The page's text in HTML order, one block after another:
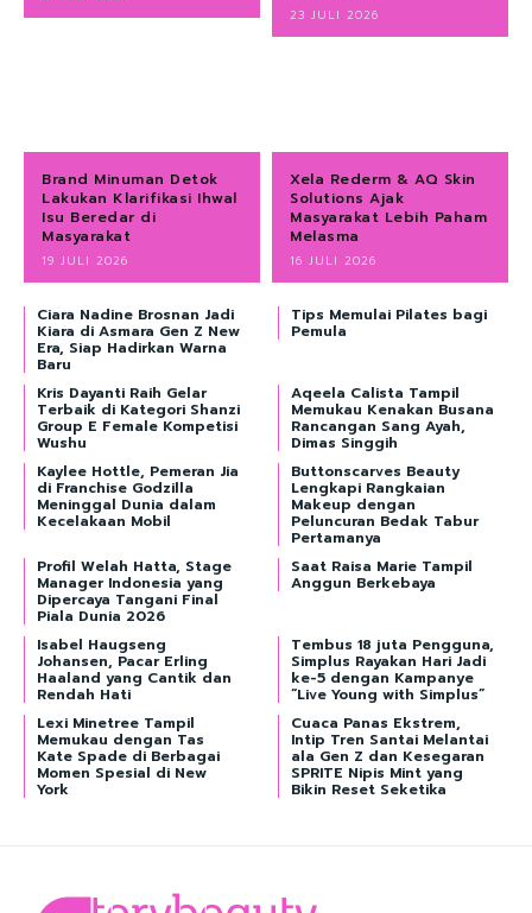
23 JULI 2026
Brand Minuman Detok
Lakukan Klarifikasi Ihwal
Isu Beredar di
Masyarakat
19 JULI 2026
Xela Rederm & AQ Skin
Solutions Ajak
Masyarakat Lebih Paham
Melasma
16 JULI 2026
Ciara Nadine Brosnan Jadi
Kiara di Asmara Gen Z New
Era, Siap Hadirkan Warna
Baru
Tips Memulai Pilates bagi
Pemula
Kris Dayanti Raih Gelar
Terbaik di Kategori Shanzi
Group E Female Kompetisi
Wushu
Aqeela Calista Tampil
Memukau Kenakan Busana
Rancangan Sang Ayah,
Dimas Singgih
Kaylee Hottle, Pemeran Jia
di Franchise Godzilla
Meninggal Dunia dalam
Kecelakaan Mobil
Buttonscarves Beauty
Lengkapi Rangkaian
Makeup dengan
Peluncuran Bedak Tabur
Pertamanya
Profil Welah Hatta, Stage
Manager Indonesia yang
Dipercaya Tangani Final
Piala Dunia 2026
Saat Raisa Marie Tampil
Anggun Berkebaya
Isabel Haugseng
Johansen, Pacar Erling
Haaland yang Cantik dan
Rendah Hati
Tembus 18 juta Pengguna,
Simplus Rayakan Hari Jadi
ke-5 dengan Kampanye
“Live Young with Simplus”
Lexi Minetree Tampil
Memukau dengan Tas
Kate Spade di Berbagai
Momen Spesial di New
York
Cuaca Panas Ekstrem,
Intip Tren Santai Melantai
ala Gen Z dan Kesegaran
SPRITE Nipis Mint yang
Bikin Reset Seketika